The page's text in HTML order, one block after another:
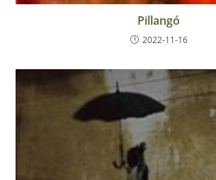
Pillangó
2022-11-16